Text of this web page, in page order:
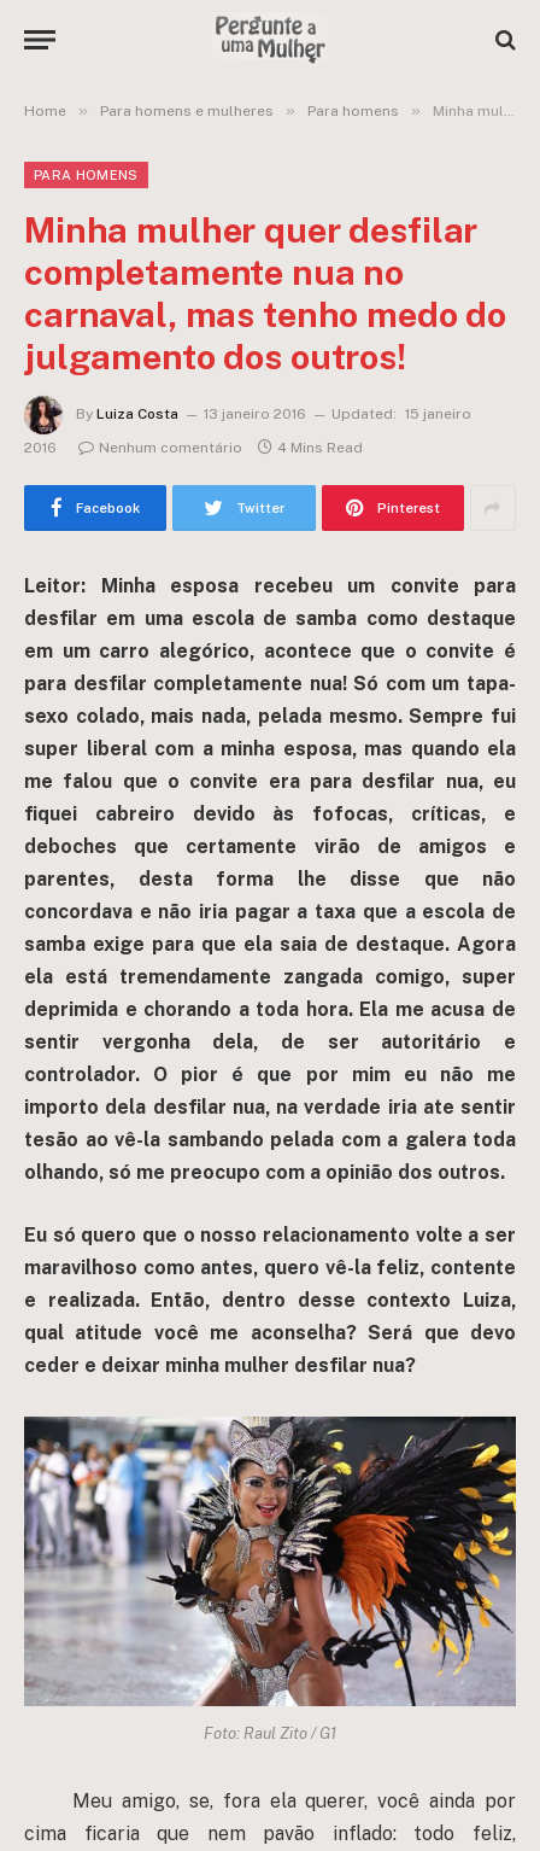
Home » Para homens e mulheres » Para homens » Minha mulher quer desfilar completamente nua no carnaval, mas tenho medo do julgamento dos outros!
PARA HOMENS
Minha mulher quer desfilar
completamente nua no
carnaval, mas tenho medo do
julgamento dos outros!
By Luiza Costa 13 janeiro 2016 Updated: 15 janeiro
2016
Nenhum comentário 4 Mins Read
Facebook Twitter Pinterest
Leitor: Minha esposa recebeu um convite para
desfilar em uma escola de samba como destaque
em um carro alegórico, acontece que o convite é
para desfilar completamente nua! Só com um tapa-
sexo colado, mais nada, pelada mesmo.Sempre fui
super liberal com a minha esposa, mas quando ela
me falou que o convite era para desfilar nua, eu
fiquei cabreiro devido às fofocas, críticas, e
deboches que certamente virão de amigos e
parentes, desta forma lhe disse que não
concordava e não iria pagar a taxa que a escola de
samba exige para que ela saia de destaque. Agora
ela está tremendamente zangada comigo, super
deprimida e chorando a toda hora. Ela me acusa de
sentir vergonha dela, de ser autoritário e
controlador. O pior é que por mim eu não me
importo dela desfilar nua, na verdade iria ate sentir
tesão ao vê-la sambando pelada com a galera toda
olhando, só me preocupo com a opinião dos outros.
Eu só quero que o nosso relacionamento volte a ser
maravilhoso como antes, quero vê-la feliz, contente
e realizada. Então, dentro desse contexto Luiza,
qual atitude você me aconselha? Será que devo
ceder e deixar minha mulher desfilar nua?
Foto: Raul Zito / G1
Meu amigo, se, fora ela querer, você ainda por
cima ficaria que nem pavão inflado: todo feliz,